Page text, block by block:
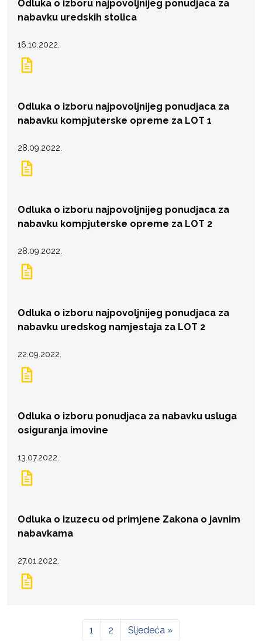
Odluka o izboru najpovoljnijeg ponudjaca za
nabavku uredskih stolica
16.10.2022.
Odluka o izboru najpovoljnijeg ponudjaca za
nabavku kompjuterske opreme za LOT 1
28.09.2022.
Odluka o izboru najpovoljnijeg ponudjaca za
nabavku kompjuterske opreme za LOT 2
28.09.2022.
Odluka o izboru najpovoljnijeg ponudjaca za
nabavku uredskog namjestaja za LOT 2
22.09.2022.
Odluka o izboru ponudjaca za nabavku usluga
osiguranja imovine
13.07.2022.
Odluka o izuzecu od primjene Zakona o javnim
nabavkama
27.01.2022.
1 2 Sljedeća »